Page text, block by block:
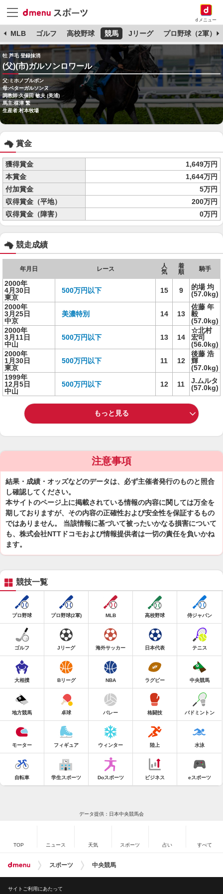
dメニュー
MLB ゴルフ 高校野球 競馬 Jリーグ プロ野球（2軍）
牡 芦毛 登録抹消
(父)(市)ガルソンロワール
父:ミホノブルボン
母:ベターガルソンヌ
調教師:久保田 敏夫 (美浦)
馬主:楳津 繁
生産者:村本牧場
賞金
獲得賞金
1,649万円
本賞金
1,644万円
付加賞金
5万円
収得賞金（平地）
200万円
収得賞金（障害）
0万円
競走成績
年月日 レース
人
気
着
順
騎手
2000年
4月30日
東京
500万円以下 15 9
的場 均
(57.0kg)
2000年
3月25日
中京
美濃特別 14 13
佐藤 年
毅
(57.0kg)
2000年
3月11日
中山
500万円以下 13 14
☆北村
宏司
(56.0kg)
2000年
1月30日
東京
500万円以下 11 12
後藤 浩
輝
(57.0kg)
1999年
12月5日
中山
500万円以下 12 11
J.ムルタ
(57.0kg)
もっと見る
注意事項
結果・成績・オッズなどのデータは、必ず主催者発行のものと照合
し確認してください。
本サイトのページ上に掲載されている情報の内容に関しては万全を
期しておりますが、その内容の正確性および安全性を保証するもの
ではありません。 当該情報に基づいて被ったいかなる損害について
も、株式会社NTTドコモおよび情報提供者は一切の責任を負いかね
ます。
競技一覧
プロ野球 プロ野球(2軍) MLB 高校野球 侍ジャパン
ゴルフ Jリーグ 海外サッカー 日本代表 テニス
大相撲 Bリーグ NBA ラグビー 中央競馬
地方競馬 卓球 バレー 格闘技 バドミントン
モーター フィギュア ウィンター 陸上 水泳
自転車 学生スポーツ Doスポーツ ビジネス eスポーツ
データ提供：日本中央競馬会
TOP ニュース 天気 スポーツ 占い すべて
スポーツ 中央競馬
サイトご利用にあたって